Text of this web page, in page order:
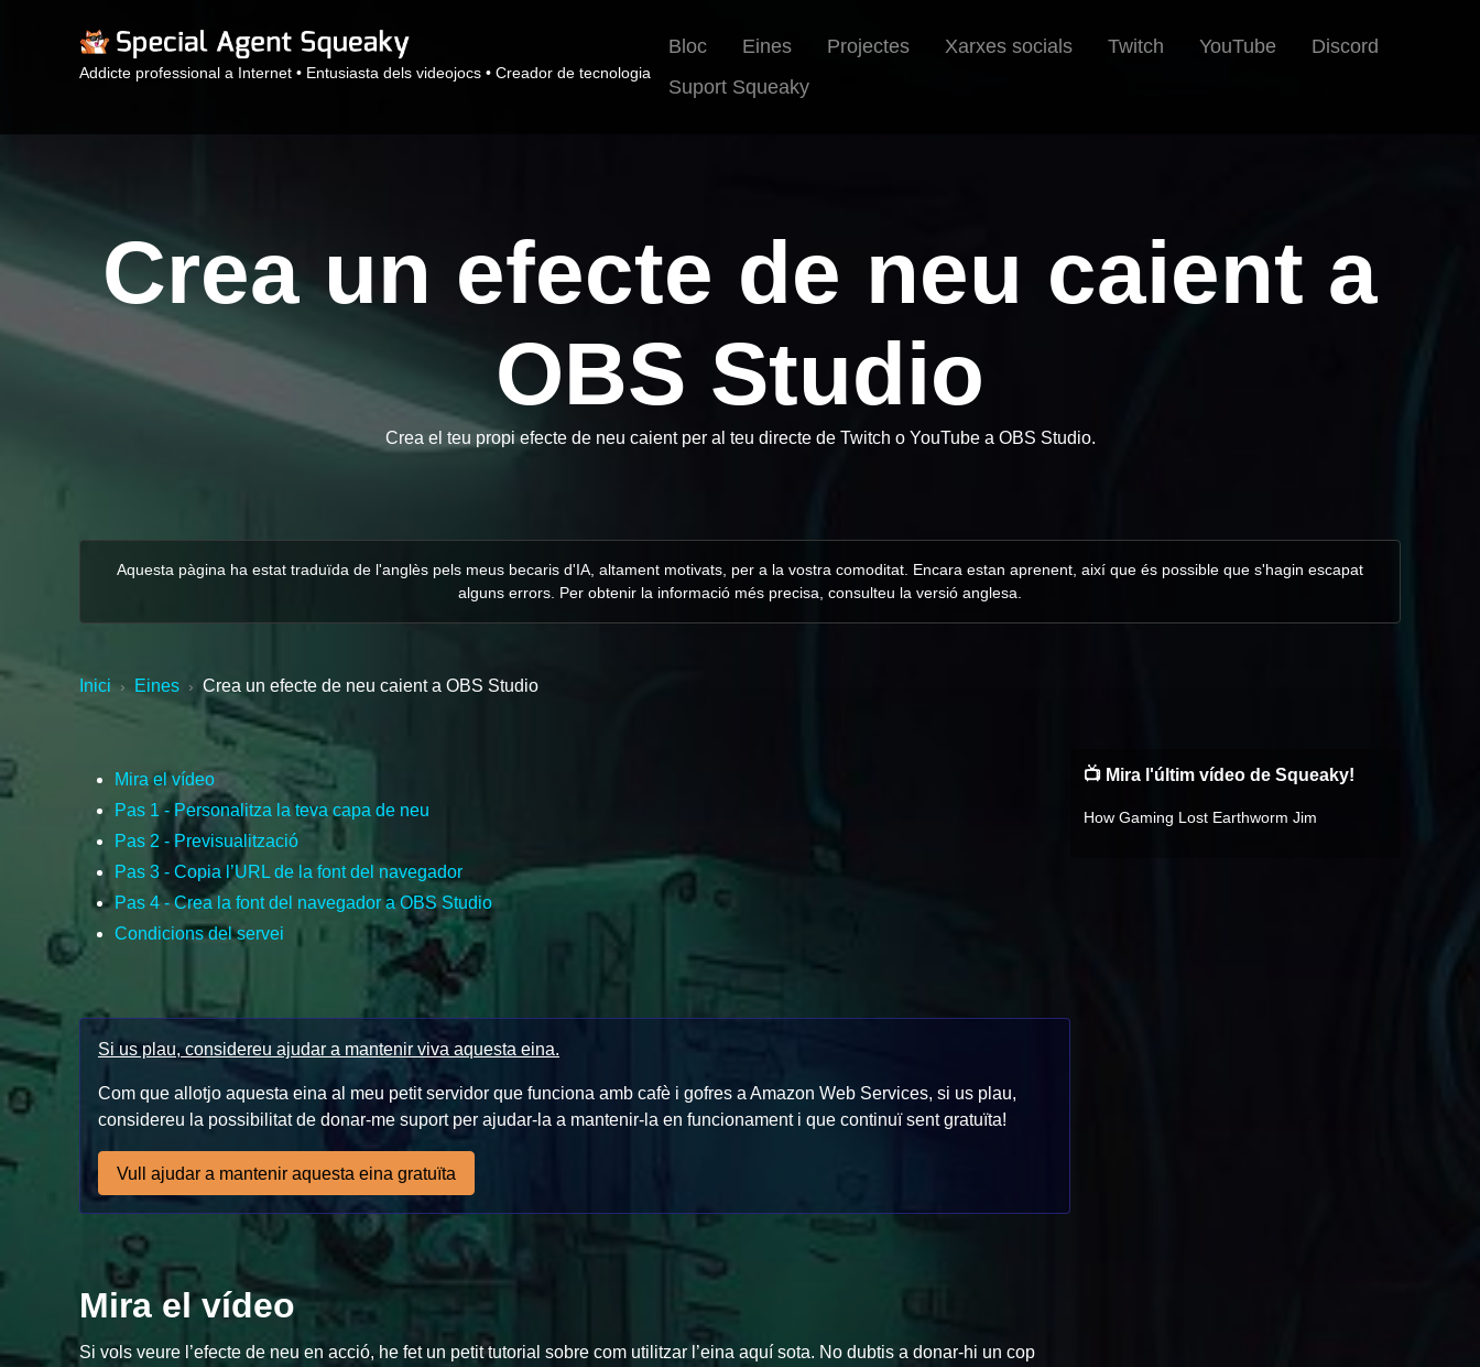
Addicte professional a Internet • Entusiasta dels videojocs • Creador de tecnologia
Bloc Eines Projectes Xarxes socials Twitch YouTube
Discord
Suport Squeaky
Crea un efecte de neu caient a
OBS Studio
Crea el teu propi efecte de neu caient per al teu directe de Twitch o YouTube a OBS Studio.
Aquesta pàgina ha estat traduïda de l'anglès pels meus becaris d'IA, altament motivats, per a la vostra comoditat. Encara estan aprenent, així que és possible que s'hagin escapat
alguns errors. Per obtenir la informació més precisa, consulteu la versió anglesa.
Inici › Eines › Crea un efecte de neu caient a OBS Studio
Mira el vídeo
Pas 1 - Personalitza la teva capa de neu
Pas 2 - Previsualització
Pas 3 - Copia l’URL de la font del navegador
Pas 4 - Crea la font del navegador a OBS Studio
Condicions del servei
Si us plau, considereu ajudar a mantenir viva aquesta eina.
Com que allotjo aquesta eina al meu petit servidor que funciona amb cafè i gofres a Amazon Web Services, si us plau,
considereu la possibilitat de donar-me suport per ajudar-la a mantenir-la en funcionament i que continuï sent gratuïta!
Vull ajudar a mantenir aquesta eina gratuïta
Mira el vídeo
Si vols veure l’efecte de neu en acció, he fet un petit tutorial sobre com utilitzar l’eina aquí sota. No dubtis a donar-hi un cop
📺 Mira l'últim vídeo de Squeaky!
How Gaming Lost Earthworm Jim